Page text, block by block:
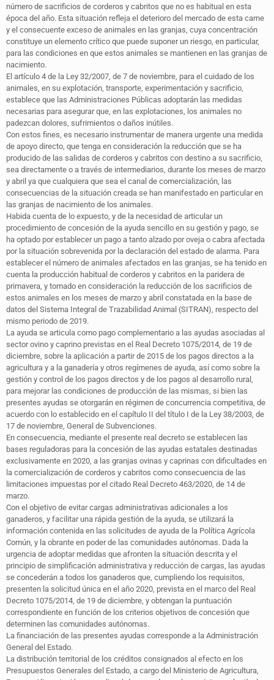
número de sacrificios de corderos y cabritos que no es habitual en esta
época del año. Esta situación refleja el deterioro del mercado de esta carne
y el consecuente exceso de animales en las granjas, cuya concentración
constituye un elemento crítico que puede suponer un riesgo, en particular,
para las condiciones en que estos animales se mantienen en las granjas de
nacimiento.
El artículo 4 de la Ley 32/2007, de 7 de noviembre, para el cuidado de los
animales, en su explotación, transporte, experimentación y sacrificio,
establece que las Administraciones Públicas adoptarán las medidas
necesarias para asegurar que, en las explotaciones, los animales no
padezcan dolores, sufrimientos o daños inútiles.
Con estos fines, es necesario instrumentar de manera urgente una medida
de apoyo directo, que tenga en consideración la reducción que se ha
producido de las salidas de corderos y cabritos con destino a su sacrificio,
sea directamente o a través de intermediarios, durante los meses de marzo
y abril ya que cualquiera que sea el canal de comercialización, las
consecuencias de la situación creada se han manifestado en particular en
las granjas de nacimiento de los animales.
Habida cuenta de lo expuesto, y de la necesidad de articular un
procedimiento de concesión de la ayuda sencillo en su gestión y pago, se
ha optado por establecer un pago a tanto alzado por oveja o cabra afectada
por la situación sobrevenida por la declaración del estado de alarma. Para
establecer el número de animales afectados en las granjas, se ha tenido en
cuenta la producción habitual de corderos y cabritos en la paridera de
primavera, y tomado en consideración la reducción de los sacrificios de
estos animales en los meses de marzo y abril constatada en la base de
datos del Sistema Integral de Trazabilidad Animal (SITRAN), respecto del
mismo periodo de 2019.
La ayuda se articula como pago complementario a las ayudas asociadas al
sector ovino y caprino previstas en el Real Decreto 1075/2014, de 19 de
diciembre, sobre la aplicación a partir de 2015 de los pagos directos a la
agricultura y a la ganadería y otros regímenes de ayuda, así como sobre la
gestión y control de los pagos directos y de los pagos al desarrollo rural,
para mejorar las condiciones de producción de las mismas, si bien las
presentes ayudas se otorgarán en régimen de concurrencia competitiva, de
acuerdo con lo establecido en el capítulo II del título I de la Ley 38/2003, de
17 de noviembre, General de Subvenciones.
En consecuencia, mediante el presente real decreto se establecen las
bases reguladoras para la concesión de las ayudas estatales destinadas
exclusivamente en 2020, a las granjas ovinas y caprinas con dificultades en
la comercialización de corderos y cabritos como consecuencia de las
limitaciones impuestas por el citado Real Decreto 463/2020, de 14 de
marzo.
Con el objetivo de evitar cargas administrativas adicionales a los
ganaderos, y facilitar una rápida gestión de la ayuda, se utilizará la
información contenida en las solicitudes de ayuda de la Política Agrícola
Común, y la obrante en poder de las comunidades autónomas. Dada la
urgencia de adoptar medidas que afronten la situación descrita y el
principio de simplificación administrativa y reducción de cargas, las ayudas
se concederán a todos los ganaderos que, cumpliendo los requisitos,
presenten la solicitud única en el año 2020, prevista en el marco del Real
Decreto 1075/2014, de 19 de diciembre, y obtengan la puntuación
correspondiente en función de los criterios objetivos de concesión que
determinen las comunidades autónomas.
La financiación de las presentes ayudas corresponde a la Administración
General del Estado.
La distribución territorial de los créditos consignados al efecto en los
Presupuestos Generales del Estado, a cargo del Ministerio de Agricultura,